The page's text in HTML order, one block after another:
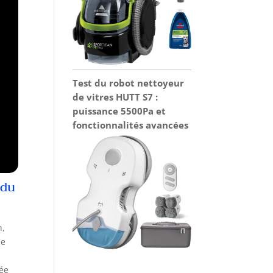
Test du robot nettoyeur
de vitres HUTT S7 :
puissance 5500Pa et
fonctionnalités avancées